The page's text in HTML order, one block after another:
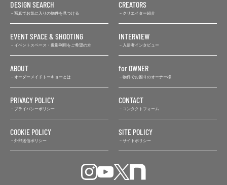
DESIGN SEARCH
写真でお気に入りの物件を見つける
CREATORS
クリエイター紹介
EVENT SPACE & SHOOTING
イベントスペース・撮影利用をご希望の方
INTERVIEW
入居者インタビュー
ABOUT
オーダーメイドトーキョーとは
for OWNER
物件でお困りのオーナー様
PRIVACY POLICY
プライバシーポリシー
CONTACT
コンタクトフォーム
COOKIE POLICY
外部送信ポリシー
SITE POLICY
サイトポリシー